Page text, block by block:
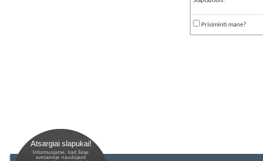
Prisiminti mane?
Atsargiai slapukai!
Informuojame, kad šioje
svetainėje naudojami